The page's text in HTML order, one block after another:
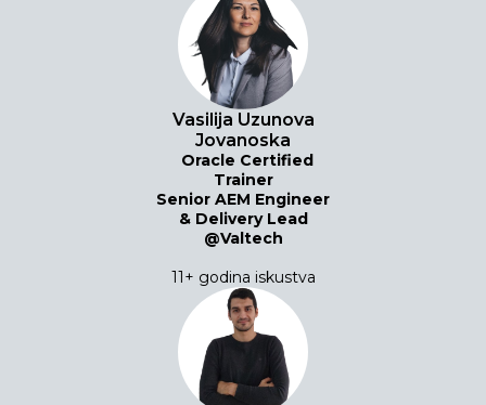
Vasilija Uzunova
Jovanoska
Oracle Certified
Trainer
Senior AEM Engineer
& Delivery Lead
@Valtech
11+ godina iskustva